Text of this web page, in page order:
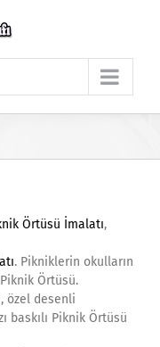
Örtüsü İmalatı,
. Pikniklerin okulların
Örtüsü.
özel desenli
baskılı Piknik Örtüsü